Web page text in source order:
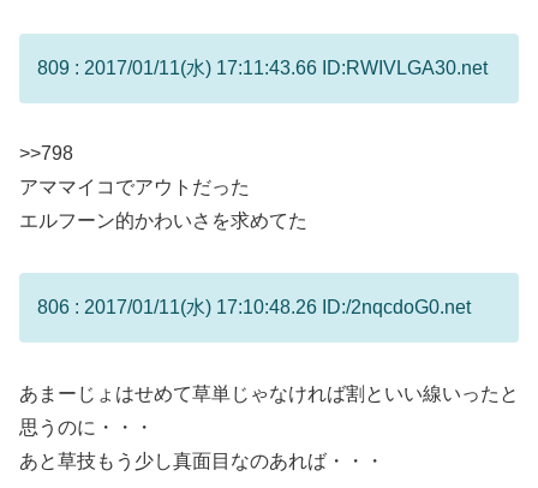
809 : 2017/01/11(水) 17:11:43.66 ID:RWIVLGA30.net
>>798
アママイコでアウトだった
エルフーン的かわいさを求めてた
806 : 2017/01/11(水) 17:10:48.26 ID:/2nqcdoG0.net
あまーじょはせめて草単じゃなければ割といい線いったと
思うのに・・・
あと草技もう少し真面目なのあれば・・・